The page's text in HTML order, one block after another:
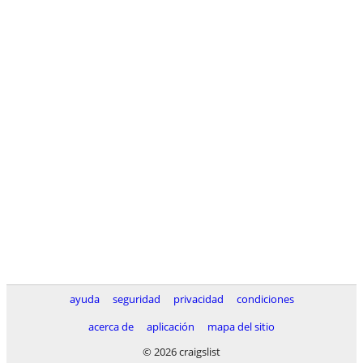
ayuda seguridad privacidad
condiciones
acerca de
aplicación
mapa del sitio
© 2026 craigslist